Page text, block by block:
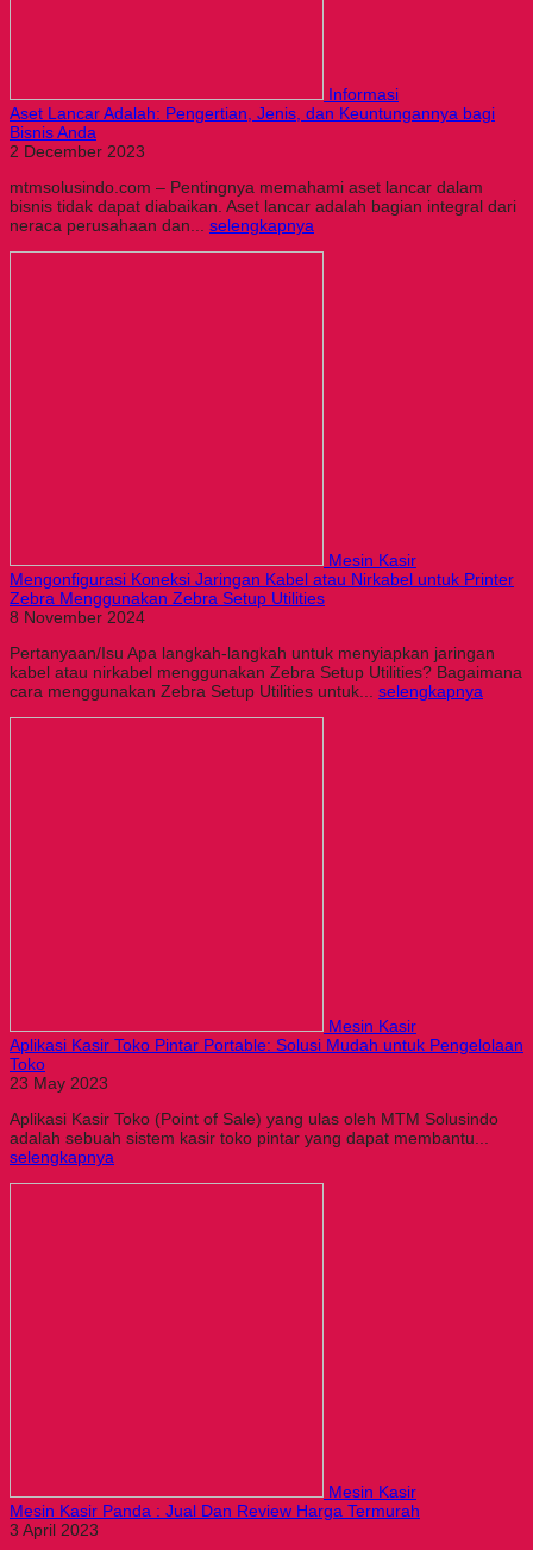
Informasi
Aset Lancar Adalah: Pengertian, Jenis, dan Keuntungannya bagi
Bisnis Anda
2 December 2023
mtmsolusindo.com – Pentingnya memahami aset lancar dalam
bisnis tidak dapat diabaikan. Aset lancar adalah bagian integral dari
neraca perusahaan dan... selengkapnya
Mesin Kasir
Mengonfigurasi Koneksi Jaringan Kabel atau Nirkabel untuk Printer
Zebra Menggunakan Zebra Setup Utilities
8 November 2024
Pertanyaan/Isu Apa langkah-langkah untuk menyiapkan jaringan
kabel atau nirkabel menggunakan Zebra Setup Utilities? Bagaimana
cara menggunakan Zebra Setup Utilities untuk... selengkapnya
Mesin Kasir
Aplikasi Kasir Toko Pintar Portable: Solusi Mudah untuk Pengelolaan
Toko
23 May 2023
Aplikasi Kasir Toko (Point of Sale) yang ulas oleh MTM Solusindo
adalah sebuah sistem kasir toko pintar yang dapat membantu...
selengkapnya
Mesin Kasir
Mesin Kasir Panda : Jual Dan Review Harga Termurah
3 April 2023